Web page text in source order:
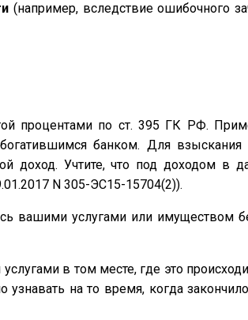
(например, вследствие ошибочного
процентами по ст. 395 ГК РФ.
банком. Для
доход. Учтите, что под доходом в
N 305-ЭС15-15704(2)).
вашими услугами или имуществом
в том месте, где это
на то время, когда